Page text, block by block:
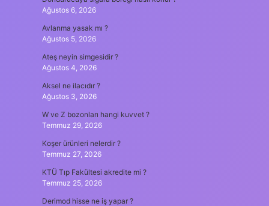
Ağustos 6, 2026
Avlanma yasak mı ?
Ağustos 5, 2026
Ateş neyin simgesidir ?
Ağustos 4, 2026
Aksel ne ilacıdır ?
Ağustos 3, 2026
W ve Z bozonları hangi kuvvet ?
Temmuz 29, 2026
Koşer ürünleri nelerdir ?
Temmuz 27, 2026
KTÜ Tıp Fakültesi akredite mi ?
Temmuz 25, 2026
Derimod hisse ne iş yapar ?